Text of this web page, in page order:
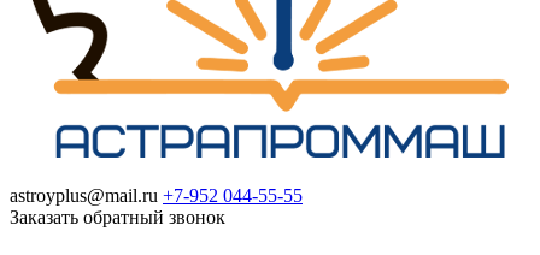
astroyplus@mail.ru +7-952 044-55-55
Заказать обратный звонок